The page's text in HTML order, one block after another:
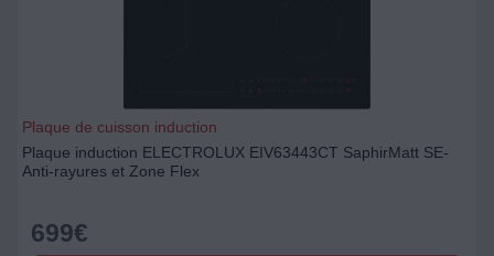
Plaque de cuisson induction
Plaque induction ELECTROLUX EIV63443CT SaphirMatt SE-
Anti-rayures et Zone Flex
699€